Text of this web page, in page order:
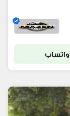
واتساب